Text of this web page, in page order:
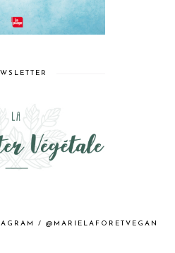
/ @MARIELAFORETVEGAN